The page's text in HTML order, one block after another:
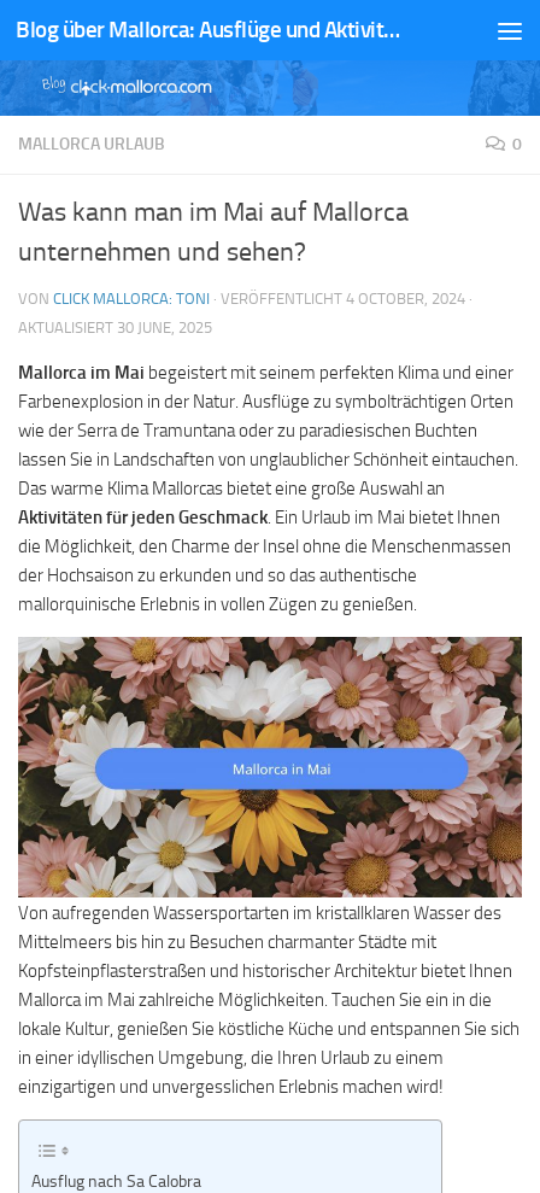
Zum Inhalt springen Blog über Mallorca: Ausflüge und Aktivitäten
MALLORCA URLAUB 0
Was kann man im Mai auf Mallorca
unternehmen und sehen?
VON CLICK MALLORCA: TONI · VERÖFFENTLICHT 4 OCTOBER, 2024 ·
AKTUALISIERT 30 JUNE, 2025
Mallorca im Mai begeistert mit seinem perfekten Klima und einer
Farbenexplosion in der Natur. Ausflüge zu symbolträchtigen Orten
wie der Serra de Tramuntana oder zu paradiesischen Buchten
lassen Sie in Landschaften von unglaublicher Schönheit eintauchen.
Das warme Klima Mallorcas bietet eine große Auswahl an
Aktivitäten für jeden Geschmack . Ein Urlaub im Mai bietet Ihnen
die Möglichkeit, den Charme der Insel ohne die Menschenmassen
der Hochsaison zu erkunden und so das authentische
mallorquinische Erlebnis in vollen Zügen zu genießen.
Von aufregenden Wassersportarten im kristallklaren Wasser des
Mittelmeers bis hin zu Besuchen charmanter Städte mit
Kopfsteinpflasterstraßen und historischer Architektur bietet Ihnen
Mallorca im Mai zahlreiche Möglichkeiten. Tauchen Sie ein in die
lokale Kultur, genießen Sie köstliche Küche und entspannen Sie sich
in einer idyllischen Umgebung, die Ihren Urlaub zu einem
einzigartigen und unvergesslichen Erlebnis machen wird!
Ausflug nach Sa Calobra